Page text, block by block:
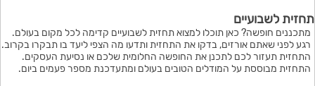
תחזית לשבועיים
מתכננים חופשה? כאן תוכלו למצוא תחזית לשבועיים קדימה לכל מקום בעולם.
רגע לפני שאתם אורזים, בדקו את התחזית ותדעו מה הצפי ליעד בו תבקרו בקרוב.
התחזית תעזור לכם לתכנן את החופשה החלומית שלכם או נסיעת העסקים.
התחזית מבוססת על המודלים הטובים בעולם ומתעדכנת מספר פעמים ביום.